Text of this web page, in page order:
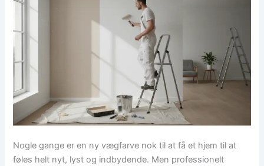
Nogle gange er en ny vægfarve nok til at få et hjem til at
føles helt nyt, lyst og indbydende. Men professionelt